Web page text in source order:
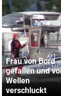
Frau von Bord
gefallen und
Wellen
verschluckt